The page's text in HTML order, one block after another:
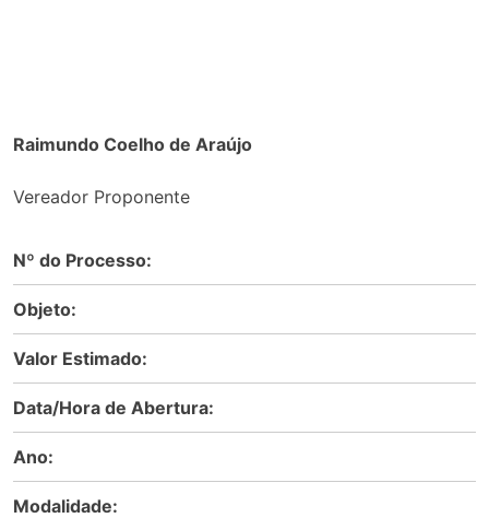
Raimundo Coelho de Araújo
Vereador Proponente
Nº do Processo:
Objeto:
Valor Estimado:
Data/Hora de Abertura:
Ano:
Modalidade: